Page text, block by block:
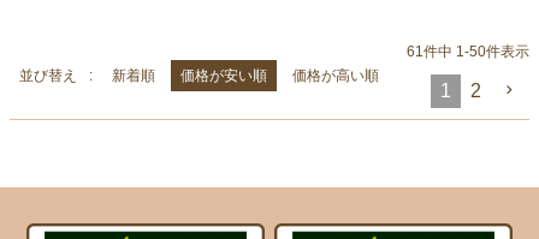
並び替え 新着順 価格が安い順 価格が高い順
61件中 1-50件表示
1 2